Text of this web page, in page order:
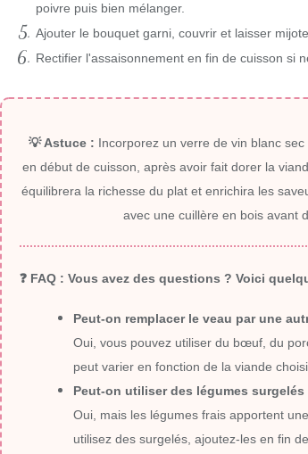
poivre puis bien mélanger.
Ajouter le bouquet garni, couvrir et laisser
Rectifier l'assaisonnement en fin de cuisson si
💡 Astuce : Incorporez un verre de vin blanc
en début de cuisson, après avoir fait dorer la
équilibrera la richesse du plat et enrichira les
avec une cuillère en bois avant
❓ FAQ : Vous avez des questions ? Voici
Peut-on remplacer le veau par une
Oui, vous pouvez utiliser du bœuf, du
peut varier en fonction de la viande
Peut-on utiliser des légumes surgelés
Oui, mais les légumes frais apportent
utilisez des surgelés, ajoutez-les en fin